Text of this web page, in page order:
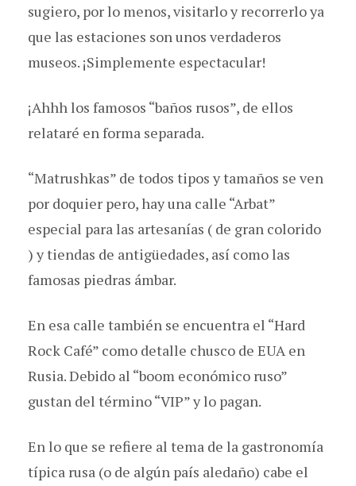
sugiero, por lo menos, visitarlo y recorrerlo ya
que las estaciones son unos verdaderos
museos. ¡Simplemente espectacular!
¡Ahhh los famosos “baños rusos”, de ellos
relataré en forma separada.
“Matrushkas” de todos tipos y tamaños se ven
por doquier pero, hay una calle “Arbat”
especial para las artesanías ( de gran colorido
) y tiendas de antigüedades, así como las
famosas piedras ámbar.
En esa calle también se encuentra el “Hard
Rock Café” como detalle chusco de EUA en
Rusia. Debido al “boom económico ruso”
gustan del término “VIP” y lo pagan.
En lo que se refiere al tema de la gastronomía
típica rusa (o de algún país aledaño) cabe el